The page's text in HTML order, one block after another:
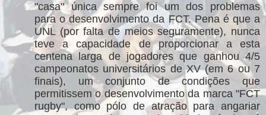
"casa" única sempre foi um dos problemas
para o desenvolvimento da FCT. Pena é que a
UNL (por falta de meios seguramente), nunca
teve a capacidade de proporcionar a esta
centena larga de jogadores que ganhou 4/5
campeonatos universitários de XV (em 6 ou 7
finais), um conjunto de condições que
permitissem o desenvolvimento da marca "FCT
rugby", como pólo de atração para angariar